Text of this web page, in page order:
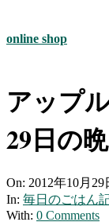
online shop
アップ
29日の
On: 2012年10月29
In: 毎日のごはん
With: 0 Comments